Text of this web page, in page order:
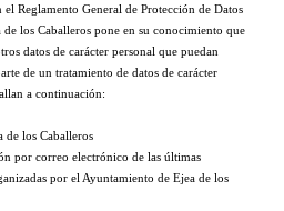
Reglamento General de Protección de Datos
los Caballeros pone en su conocimiento que
datos de carácter personal que puedan
de un tratamiento de datos de carácter
a continuación:
de los Caballeros
por correo electrónico de las últimas
por el Ayuntamiento de Ejea de los